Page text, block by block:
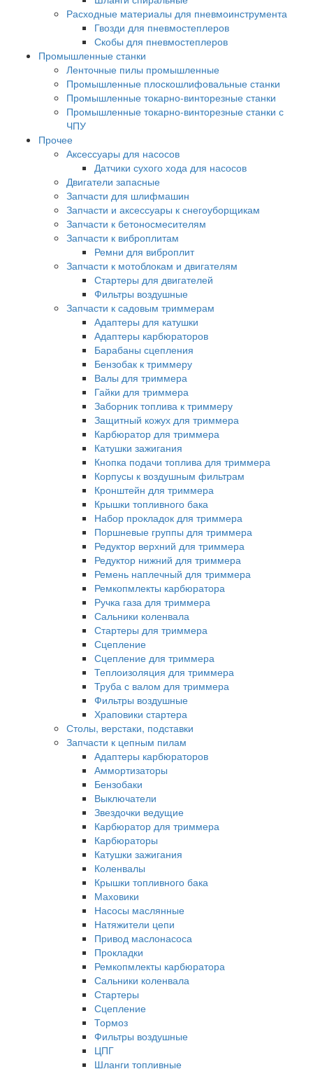
Расходные материалы для пневмоинструмента
Гвозди для пневмостеплеров
Скобы для пневмостеплеров
Промышленные станки
Ленточные пилы промышленные
Промышленные плоскошлифовальные станки
Промышленные токарно-винторезные станки
Промышленные токарно-винторезные станки с
ЧПУ
Прочее
Аксессуары для насосов
Датчики сухого хода для насосов
Двигатели запасные
Запчасти для шлифмашин
Запчасти и аксессуары к снегоуборщикам
Запчасти к бетоносмесителям
Запчасти к виброплитам
Ремни для виброплит
Запчасти к мотоблокам и двигателям
Стартеры для двигателей
Фильтры воздушные
Запчасти к садовым триммерам
Адаптеры для катушки
Адаптеры карбюраторов
Барабаны сцепления
Бензобак к триммеру
Валы для триммера
Гайки для триммера
Заборник топлива к триммеру
Защитный кожух для триммера
Карбюратор для триммера
Катушки зажигания
Кнопка подачи топлива для триммера
Корпусы к воздушным фильтрам
Кронштейн для триммера
Крышки топливного бака
Набор прокладок для триммера
Поршневые группы для триммера
Редуктор верхний для триммера
Редуктор нижний для триммера
Ремень наплечный для триммера
Ремкопмлекты карбюратора
Ручка газа для триммера
Сальники коленвала
Стартеры для триммера
Сцепление
Сцепление для триммера
Теплоизоляция для триммера
Труба с валом для триммера
Фильтры воздушные
Храповики стартера
Столы, верстаки, подставки
Запчасти к цепным пилам
Адаптеры карбюраторов
Аммортизаторы
Бензобаки
Выключатели
Звездочки ведущие
Карбюратор для триммера
Карбюраторы
Катушки зажигания
Коленвалы
Крышки топливного бака
Маховики
Насосы маслянные
Натяжители цепи
Привод маслонасоса
Прокладки
Ремкопмлекты карбюратора
Сальники коленвала
Стартеры
Сцепление
Тормоз
Фильтры воздушные
ЦПГ
Шланги топливные